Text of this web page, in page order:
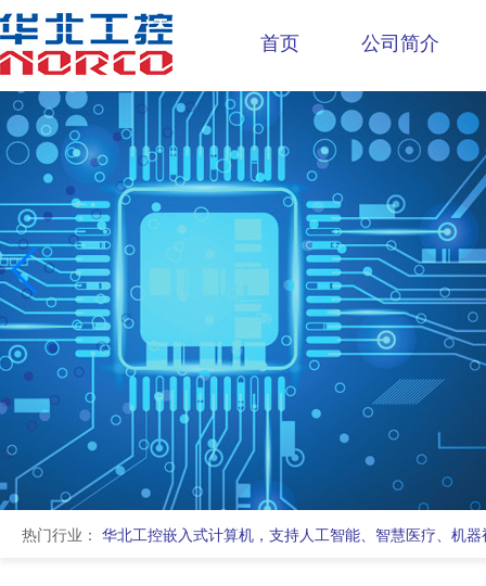
首页 公司简介
热门行业： 华北工控嵌入式计算机，支持人工智能、智慧医疗、机